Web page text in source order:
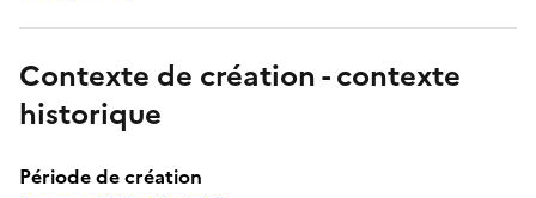
Contexte de création - contexte
historique
Période de création